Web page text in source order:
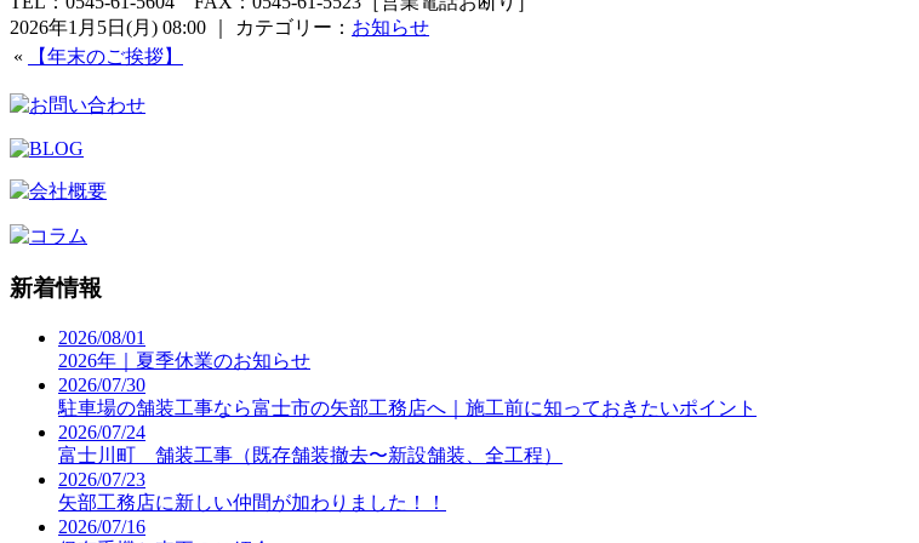
2026年1月5日(月) 08:00 ｜ カテゴリー： お知らせ
«
【年末のご挨拶】
新着情報
2026/08/01
2026年｜夏季休業のお知らせ
2026/07/30
駐車場の舗装工事なら富士市の矢部工務店へ｜施工前に知っておきたいポイント
2026/07/24
富士川町 舗装工事（既存舗装撤去〜新設舗装、全工程）
2026/07/23
矢部工務店に新しい仲間が加わりました！！
2026/07/16